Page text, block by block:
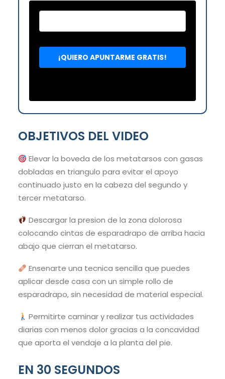
OBJETIVOS DEL VIDEO
Elevar la boveda de los metatarsos con gasas
dobladas en triangulo para evitar el apoyo
continuado justo en la cabeza del segundo y
tercer metatarso.
Descargar la presion de la zona dolorosa
colocando cintas de esparadrapo de arriba hacia
abajo que cierran el metatarso.
Ensenarte una tecnica sencilla que puedes
aplicar desde casa con un simple rollo de
esparadrapo, sin necesidad de material especial.
Permitirte caminar y realizar tus actividades
diarias con menos dolor gracias a la concavidad
que aporta el vendaje a la planta del pie.
EN 30 SEGUNDOS